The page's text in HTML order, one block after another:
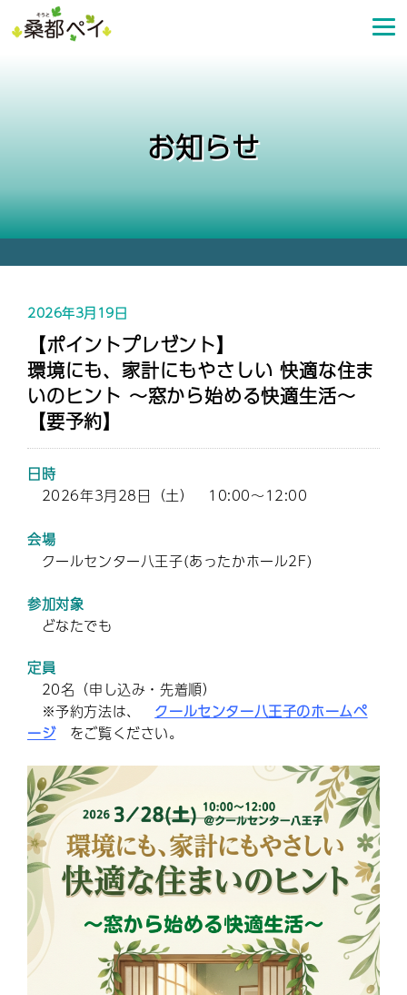
ン
プ
お知らせ
2026年3月19日
【ポイントプレゼント】
環境にも、家計にもやさしい 快適な住ま
いのヒント ～窓から始める快適生活～
【要予約】
日時
2026年3月28日（土） 10:00～12:00
会場
クールセンター八王子(あったかホール2F)
参加対象
どなたでも
定員
20名（申し込み・先着順）
※予約方法は、 クールセンター八王子のホームペ
ージをご覧ください。